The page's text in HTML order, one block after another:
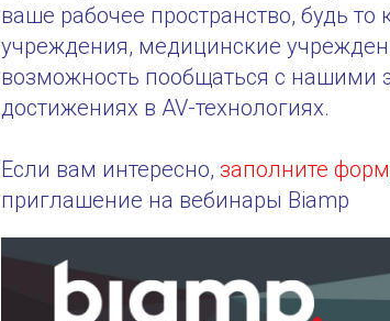
ваше рабочее пространство, будь
учреждения, медицинские
возможность пообщаться с нашими
достижениях в AV-технологиях.
Если вам интересно, заполните
приглашение на вебинары Biamp